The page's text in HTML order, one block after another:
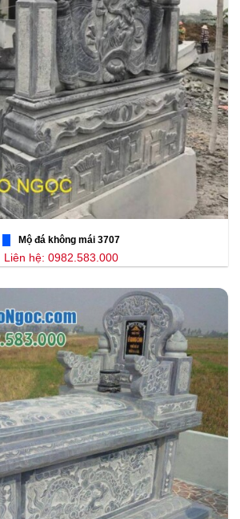
Mộ đá không mái 3707
Liên hệ: 0982.583.000